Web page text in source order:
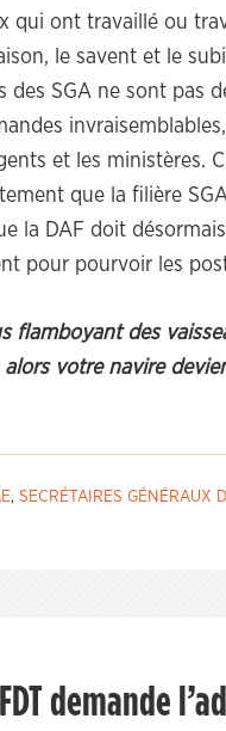
qui ont travaillé ou
le savent et le
des SGA ne sont pas
et les ministères.
que la filière
la DAF doit
pour pourvoir les
flamboyant des
alors votre navire
, SECRÉTAIRES GÉNÉRAUX
demande